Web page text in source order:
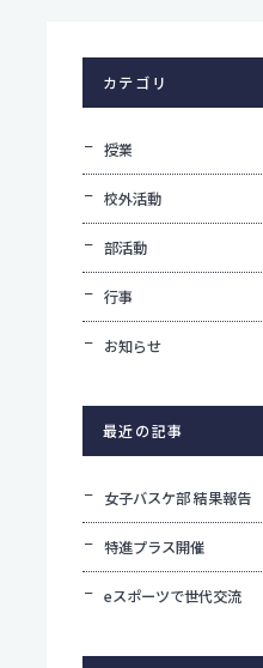
カテゴリ
授業
校外活動
部活動
行事
お知らせ
最近の記事
女子バスケ部 結果報告
特進プラス開催
eスポーツで世代交流